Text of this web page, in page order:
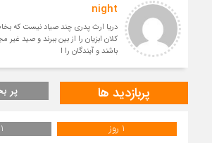
night
دریا ارث پدری چند صیاد نیست که
کلان ابزیان را از بین ببرند و صید غیر
باشند و آیندگان را ا
پربازدید ها پر
1 روز 1 هفته